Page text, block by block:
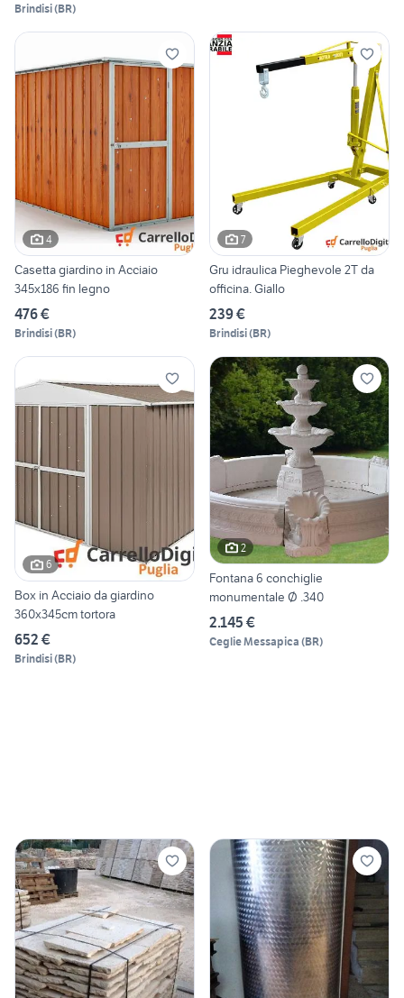
Brindisi(BR)
4
Casetta giardino in Acciaio
345x186 fin legno
476 €
Brindisi(BR)
7
Gru idraulica Pieghevole 2T da
officina. Giallo
239 €
Brindisi(BR)
6
Box in Acciaio da giardino
360x345cm tortora
652 €
Brindisi(BR)
2
Fontana 6 conchiglie
monumentale Ø .340
2.145 €
Ceglie Messapica (BR)